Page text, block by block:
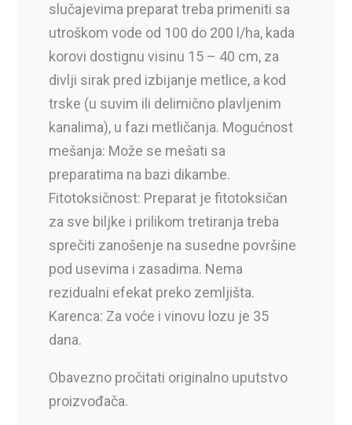
slučajevima preparat treba primeniti sa
utroškom vode od 100 do 200 l/ha, kada
korovi dostignu visinu 15 – 40 cm, za
divlji sirak pred izbijanje metlice, a kod
trske (u suvim ili delimično plavljenim
kanalima), u fazi metličanja. Mogućnost
mešanja: Može se mešati sa
preparatima na bazi dikambe.
Fitotoksičnost: Preparat je fitotoksičan
za sve biljke i prilikom tretiranja treba
sprečiti zanošenje na susedne površine
pod usevima i zasadima. Nema
rezidualni efekat preko zemljišta.
Karenca: Za voće i vinovu lozu je 35
dana.
Obavezno pročitati originalno uputstvo
proizvođača.